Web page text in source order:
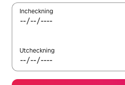
Incheckning
Utcheckning